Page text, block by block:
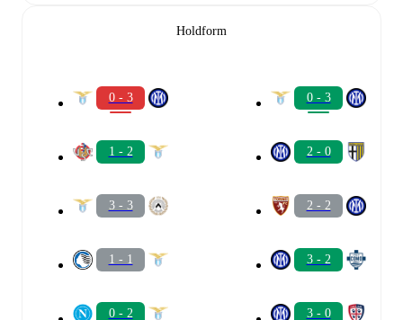
Holdform
0 - 3
1 - 2
3 - 3
1 - 1
0 - 2
0 - 3
2 - 0
2 - 2
3 - 2
3 - 0